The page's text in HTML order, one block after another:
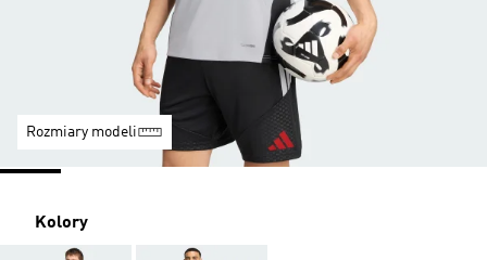
Rozmiary modeli
Kolory